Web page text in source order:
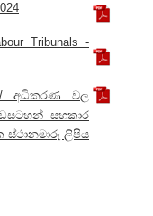
Tribunals -
/ අධිකරණ වල
සහකාර
ස්ථානමාරු ලිපිය